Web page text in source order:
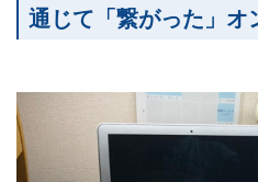
通じて「繋がった」オ